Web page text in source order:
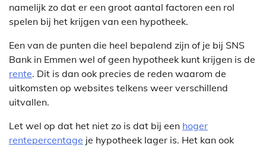
namelijk zo dat er een groot aantal factoren een rol
spelen bij het krijgen van een hypotheek.
Een van de punten die heel bepalend zijn of je bij SNS
Bank in Emmen wel of geen hypotheek kunt krijgen is de
rente. Dit is dan ook precies de reden waarom de
uitkomsten op websites telkens weer verschillend
uitvallen.
Let wel op dat het niet zo is dat bij een hoger
rentepercentage je hypotheek lager is. Het kan ook